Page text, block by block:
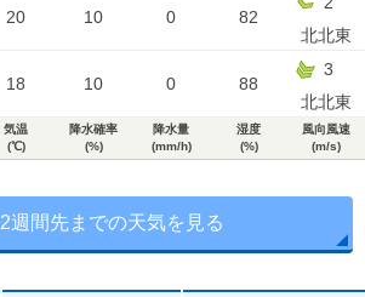
20 10 0 82
北北東
18 10 0 88
3
北北東
気温
(℃)
降水確率
(%)
降水量
(mm/h)
湿度
(%)
風向風速
(m/s)
2週間先までの天気を見る